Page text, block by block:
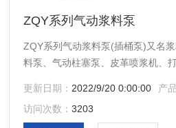
ZQY系列气动浆料泵
ZQY系列气动浆料泵(插桶泵)又名
料泵、气动柱塞泵、皮革喷浆机、
喷漆、喷涂、薄膜镀铝、彩钢瓦等
输送。
更新日期： 2022/9/20 0:00:00 产
访问次数：3203